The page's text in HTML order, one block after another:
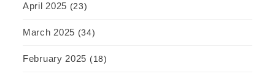
April 2025 (23)
March 2025 (34)
February 2025 (18)